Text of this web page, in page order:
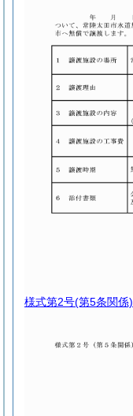
様式第2号(第5条関係)